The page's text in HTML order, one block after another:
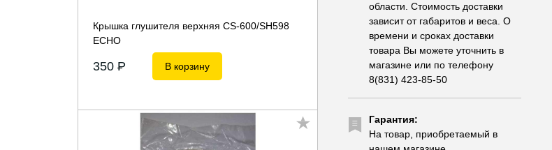
области. Стоимость доставки
зависит от габаритов и веса. О
времени и сроках доставки
товара Вы можете уточнить в
магазине или по телефону
8(831) 423-85-50
Гарантия:
На товар, приобретаемый в
Крышка глушителя верхняя CS-600/SH598
ECHO
350 P В корзину